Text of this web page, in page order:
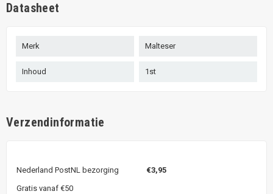
Datasheet
Merk Malteser
Inhoud 1st
Verzendinformatie
Nederland PostNL bezorging €3,95
Gratis vanaf €50